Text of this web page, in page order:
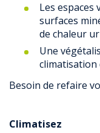
Les
surfaces
de chaleur
Une
climatisation
Besoin de refaire
Climatisez